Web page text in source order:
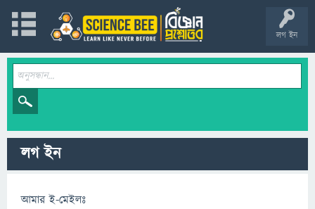
লগ ইন
লগ ইন
আমার ই-মেইলঃ